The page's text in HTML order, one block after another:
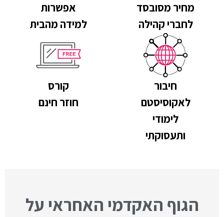
מחיר מסובסד
לחברי קהילה
אפשרות
למידה מהבית
חיבור
לאקוסיסטם
לימודי
ותעסוקתי
קורס
חוזר חינם
הגוף האקדמי האחראי על